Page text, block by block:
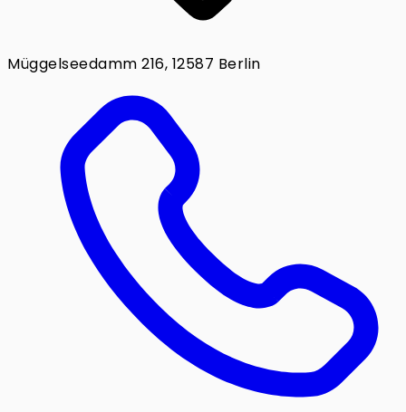
Müggelseedamm 216, 12587 Berlin